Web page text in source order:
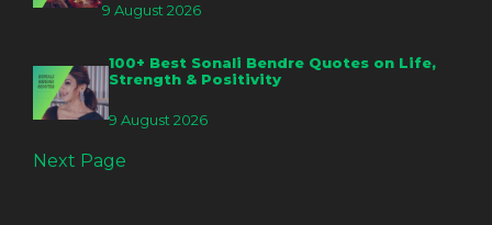
9 August 2026
100+ Best Sonali Bendre Quotes on Life,
Strength & Positivity
9 August 2026
Next Page